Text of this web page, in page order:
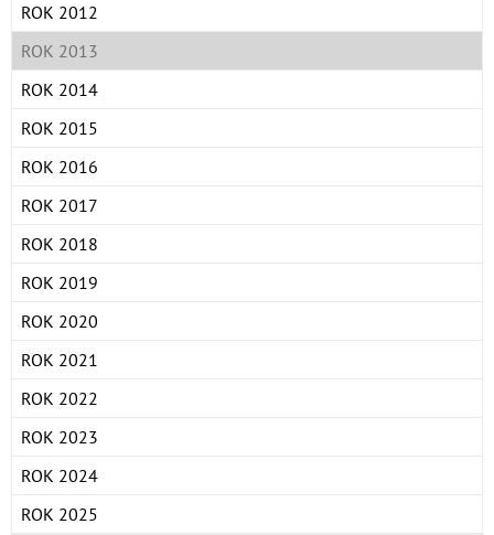
ROK 2012
ROK 2013
ROK 2014
ROK 2015
ROK 2016
ROK 2017
ROK 2018
ROK 2019
ROK 2020
ROK 2021
ROK 2022
ROK 2023
ROK 2024
ROK 2025